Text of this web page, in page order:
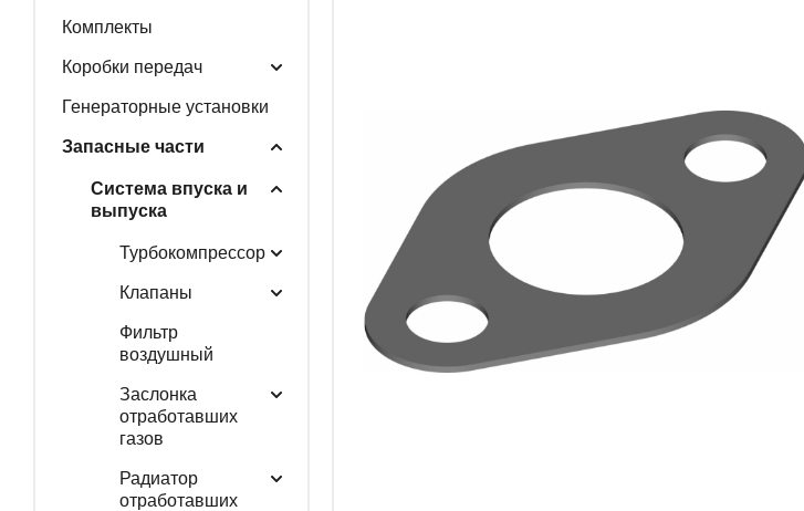
ЗАПАСНЫЕ ЧАСТИ
РАСПРОДАЖА
Комплекты
Коробки передач
Генераторные установки
Запасные части
Система впуска и
выпуска
Турбокомпрессор
Клапаны
Фильтр
воздушный
Заслонка
отработавших
газов
Радиатор
отработавших